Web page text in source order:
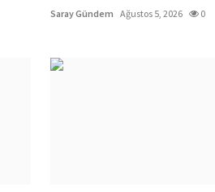
Saray Gündem Ağustos 5, 2026 0